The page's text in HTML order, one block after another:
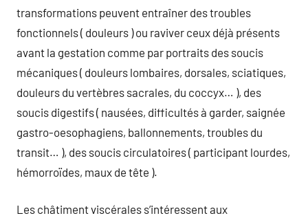
transformations peuvent entraîner des troubles
fonctionnels ( douleurs ) ou raviver ceux déjà présents
avant la gestation comme par portraits des soucis
mécaniques ( douleurs lombaires, dorsales, sciatiques,
douleurs du vertèbres sacrales, du coccyx… ), des
soucis digestifs ( nausées, difficultés à garder, saignée
gastro-oesophagiens, ballonnements, troubles du
transit… ), des soucis circulatoires ( participant lourdes,
hémorroïdes, maux de tête ).
Les châtiment viscérales s’intéressent aux